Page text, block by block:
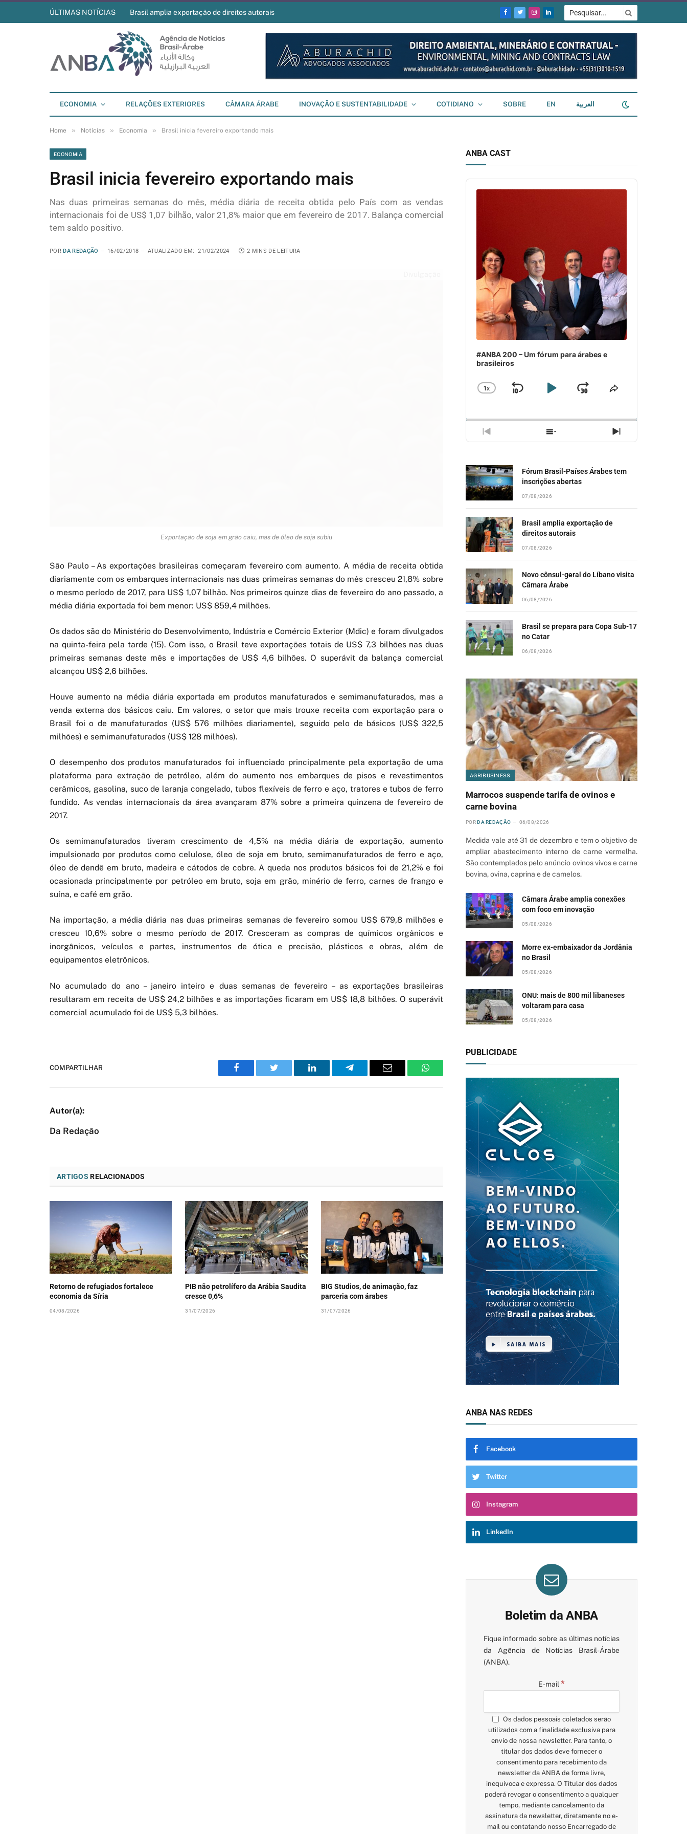
ÚLTIMAS NOTÍCIAS Brasil amplia exportação de direitos autorais
Facebook
TwitterInstagram
LinkedIn
ECONOMIA RELAÇÕES EXTERIORES CÂMARA ÁRABE INOVAÇÃO E SUSTENTABILIDADE COTIDIANO SOBRE EN العربية
Home » Notícias » Economia » Brasil inicia fevereiro exportando mais
ECONOMIA
Brasil inicia fevereiro exportando mais
Nas duas primeiras semanas do mês, média diária de receita obtida pelo País com as vendas
internacionais foi de US$ 1,07 bilhão, valor 21,8% maior que em fevereiro de 2017. Balança comercial
tem saldo positivo.
POR DA REDAÇÃO 16/02/2018 ATUALIZADO EM: 21/02/2024 2 MINS DE LEITURA
Exportação de soja em grão caiu, mas de óleo de soja subiu
São Paulo – As exportações brasileiras começaram fevereiro com aumento. A média de receita obtida
diariamente com os embarques internacionais nas duas primeiras semanas do mês cresceu 21,8% sobre
o mesmo período de 2017, para US$ 1,07 bilhão. Nos primeiros quinze dias de fevereiro do ano passado, a
média diária exportada foi bem menor: US$ 859,4 milhões.
Os dados são do Ministério do Desenvolvimento, Indústria e Comércio Exterior (Mdic) e foram divulgados
na quinta-feira pela tarde (15). Com isso, o Brasil teve exportações totais de US$ 7,3 bilhões nas duas
primeiras semanas deste mês e importações de US$ 4,6 bilhões. O superávit da balança comercial
alcançou US$ 2,6 bilhões.
Houve aumento na média diária exportada em produtos manufaturados e semimanufaturados, mas a
venda externa dos básicos caiu. Em valores, o setor que mais trouxe receita com exportação para o
Brasil foi o de manufaturados (US$ 576 milhões diariamente), seguido pelo de básicos (US$ 322,5
milhões) e semimanufaturados (US$ 128 milhões).
O desempenho dos produtos manufaturados foi influenciado principalmente pela exportação de uma
plataforma para extração de petróleo, além do aumento nos embarques de pisos e revestimentos
cerâmicos, gasolina, suco de laranja congelado, tubos flexíveis de ferro e aço, tratores e tubos de ferro
fundido. As vendas internacionais da área avançaram 87% sobre a primeira quinzena de fevereiro de
2017.
Os semimanufaturados tiveram crescimento de 4,5% na média diária de exportação, aumento
impulsionado por produtos como celulose, óleo de soja em bruto, semimanufaturados de ferro e aço,
óleo de dendê em bruto, madeira e cátodos de cobre. A queda nos produtos básicos foi de 21,2% e foi
ocasionada principalmente por petróleo em bruto, soja em grão, minério de ferro, carnes de frango e
suína, e café em grão.
Na importação, a média diária nas duas primeiras semanas de fevereiro somou US$ 679,8 milhões e
cresceu 10,6% sobre o mesmo período de 2017. Cresceram as compras de químicos orgânicos e
inorgânicos, veículos e partes, instrumentos de ótica e precisão, plásticos e obras, além de
equipamentos eletrônicos.
No acumulado do ano – janeiro inteiro e duas semanas de fevereiro – as exportações brasileiras
resultaram em receita de US$ 24,2 bilhões e as importações ficaram em US$ 18,8 bilhões. O superávit
comercial acumulado foi de US$ 5,3 bilhões.
COMPARTILHAR
Facebook Twitter LinkedIn Telegram Email WhatsApp
Da Redação
ARTIGOS RELACIONADOS
Retorno de refugiados fortalece
economia da Síria
04/08/2026
PIB não petrolífero da Arábia Saudita
cresce 0,6%
31/07/2026
BIG Studios, de animação, faz
parceria com árabes
31/07/2026
ANBA CAST
Audio
Player
#ANBA 200 – Um fórum para árabes e
brasileiros
CHANGE
1X
SKIPPLAYJUMP
PREVIOUS
EPISODE
SHOW
EPISODES
NEXT
EPISODE
Fórum Brasil-Países Árabes tem
inscrições abertas
07/08/2026
Brasil amplia exportação de
direitos autorais
07/08/2026
Novo cônsul-geral do Líbano visita
Câmara Árabe
06/08/2026
Brasil se prepara para Copa Sub-17
no Catar
06/08/2026
AGRIBUSINESS
Marrocos suspende tarifa de ovinos e
carne bovina
POR DA REDAÇÃO 06/08/2026
Medida vale até 31 de dezembro e tem o objetivo de
ampliar abastecimento interno de carne vermelha.
São contemplados pelo anúncio ovinos vivos e carne
bovina, ovina, caprina e de camelos.
Câmara Árabe amplia conexões
com foco em inovação
05/08/2026
Morre ex-embaixador da Jordânia
no Brasil
05/08/2026
ONU: mais de 800 mil libaneses
voltaram para casa
05/08/2026
PUBLICIDADE
ANBA NAS REDES
Facebook
Twitter
Instagram
LinkedIn
Boletim da ANBA
Fique informado sobre as últimas notícias
da Agência de Notícias Brasil-Árabe
(ANBA).
E-mail *
Os dados pessoais coletados serão
utilizados com a finalidade exclusiva para
envio de nossa newsletter. Para tanto, o
titular dos dados deve fornecer o
consentimento para recebimento da
newsletter da ANBA de forma livre,
inequívoca e expressa. O Titular dos dados
poderá revogar o consentimento a qualquer
tempo, mediante cancelamento da
assinatura da newsletter, diretamente no e-
mail ou contatando nosso Encarregado de